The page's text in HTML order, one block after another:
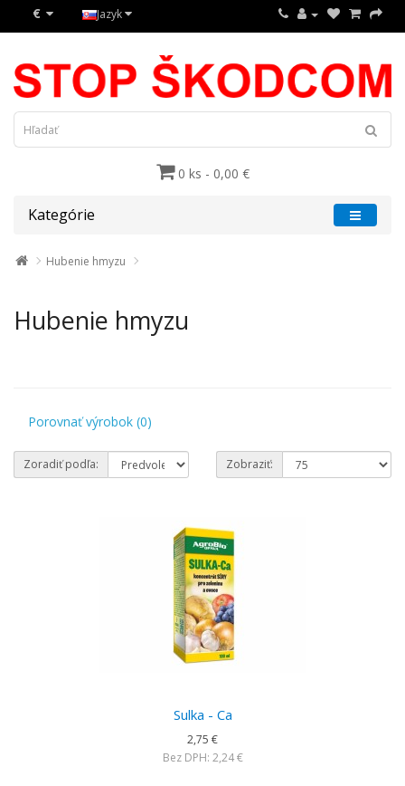
€ Jazyk
0 ks - 0,00 €
Kategórie
Hubenie hmyzu
Hubenie hmyzu
Porovnať výrobok (0)
Zoradiť podľa: Zobraziť:
Sulka - Ca
2,75 €
Bez DPH: 2,24 €